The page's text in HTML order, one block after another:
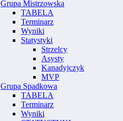
Grupa Mistrzowska
TABELA
Terminarz
Wyniki
Statystyki
Strzelcy
Asysty
Kanadyjczyk
MVP
Grupa Spadkowa
TABELA
Terminarz
Wyniki